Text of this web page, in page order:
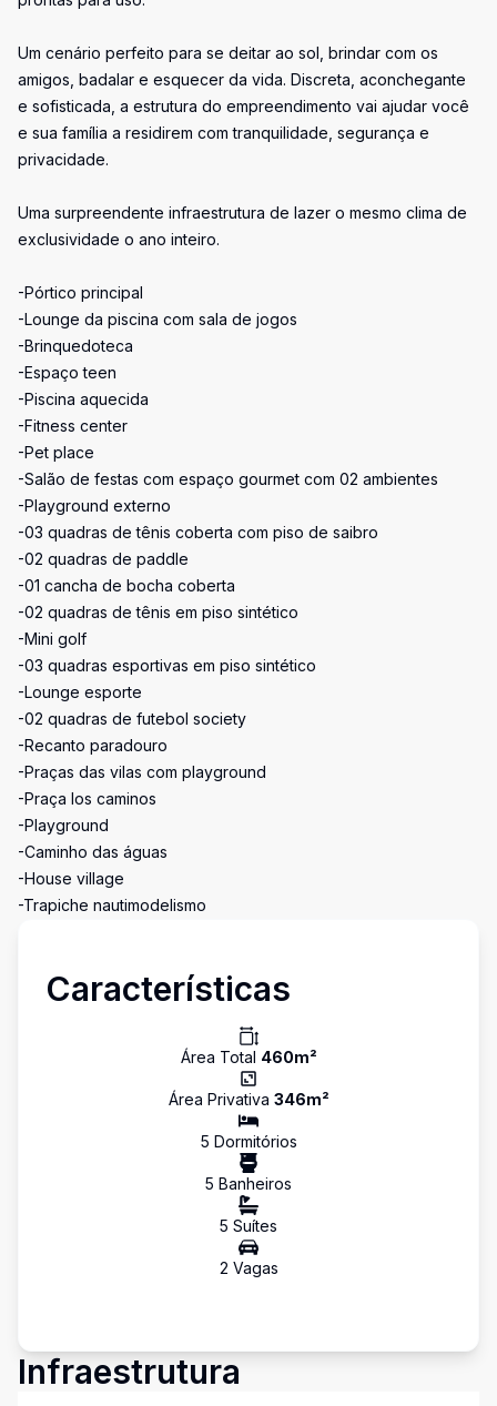
Um cenário perfeito para se deitar ao sol, brindar com os
amigos, badalar e esquecer da vida. Discreta, aconchegante
e sofisticada, a estrutura do empreendimento vai ajudar você
e sua família a residirem com tranquilidade, segurança e
privacidade.
Uma surpreendente infraestrutura de lazer o mesmo clima de
exclusividade o ano inteiro.
-Pórtico principal
-Lounge da piscina com sala de jogos
-Brinquedoteca
-Espaço teen
-Piscina aquecida
-Fitness center
-Pet place
-Salão de festas com espaço gourmet com 02 ambientes
-Playground externo
-03 quadras de tênis coberta com piso de saibro
-02 quadras de paddle
-01 cancha de bocha coberta
-02 quadras de tênis em piso sintético
-Mini golf
-03 quadras esportivas em piso sintético
-Lounge esporte
-02 quadras de futebol society
-Recanto paradouro
-Praças das vilas com playground
-Praça los caminos
-Playground
-Caminho das águas
-House village
-Trapiche nautimodelismo
Características
Área Total 460m²
Área Privativa 346m²
5 Dormitórios
5 Banheiros
5 Suítes
2 Vagas
Infraestrutura